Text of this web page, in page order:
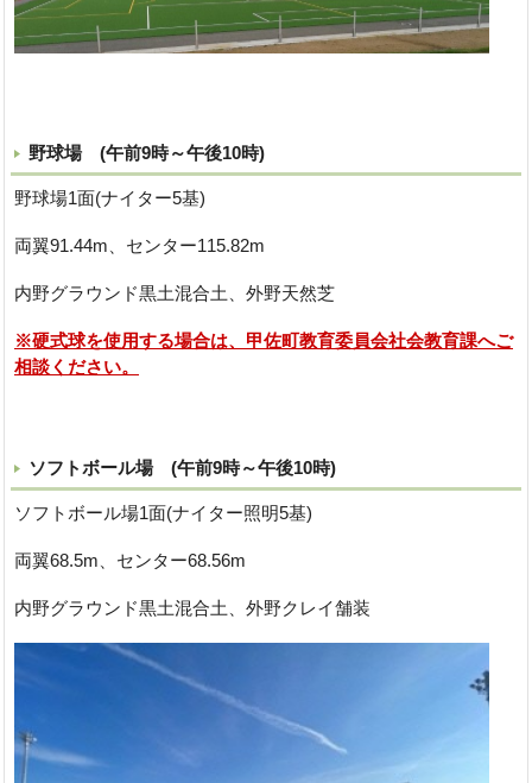
野球場 (午前9時～午後10時)
野球場1面(ナイター5基)
両翼91.44m、センター115.82m
内野グラウンド黒土混合土、外野天然芝
※硬式球を使用する場合は、甲佐町教育委員会社会教育課へご
相談ください。
ソフトボール場 (午前9時～午後10時)
ソフトボール場1面(ナイター照明5基)
両翼68.5m、センター68.56m
内野グラウンド黒土混合土、外野クレイ舗装